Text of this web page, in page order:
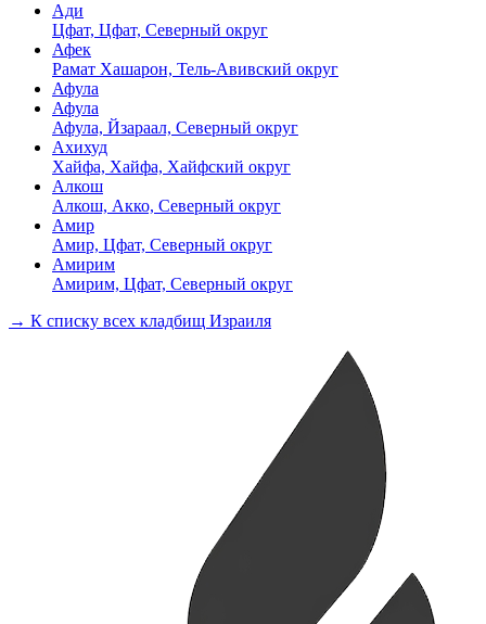
Ади
Цфат, Цфат, Северный округ
Афек
Рамат Хашарон, Тель-Авивский округ
Афула
Афула
Афула, Йзараал, Северный округ
Ахихуд
Хайфа, Хайфа, Хайфский округ
Алкош
Алкош, Акко, Северный округ
Амир
Амир, Цфат, Северный округ
Амирим
Амирим, Цфат, Северный округ
→ К списку всех кладбищ Израиля